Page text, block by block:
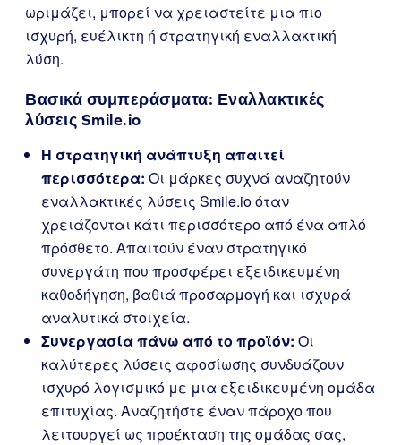
ωριμάζει, μπορεί να χρειαστείτε μια πιο
ισχυρή, ευέλικτη ή στρατηγική εναλλακτική
λύση.
Βασικά συμπεράσματα: Εναλλακτικές
λύσεις Smile.io
Η στρατηγική ανάπτυξη απαιτεί
περισσότερα: Οι μάρκες συχνά αναζητούν
εναλλακτικές λύσεις Smile.io όταν
χρειάζονται κάτι περισσότερο από ένα απλό
πρόσθετο. Απαιτούν έναν στρατηγικό
συνεργάτη που προσφέρει εξειδικευμένη
καθοδήγηση, βαθιά προσαρμογή και ισχυρά
αναλυτικά στοιχεία.
Συνεργασία πάνω από το προϊόν: Οι
καλύτερες λύσεις αφοσίωσης συνδυάζουν
ισχυρό λογισμικό με μια εξειδικευμένη ομάδα
επιτυχίας. Αναζητήστε έναν πάροχο που
λειτουργεί ως προέκταση της ομάδας σας,